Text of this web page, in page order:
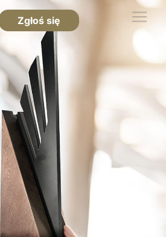
Zgłoś się